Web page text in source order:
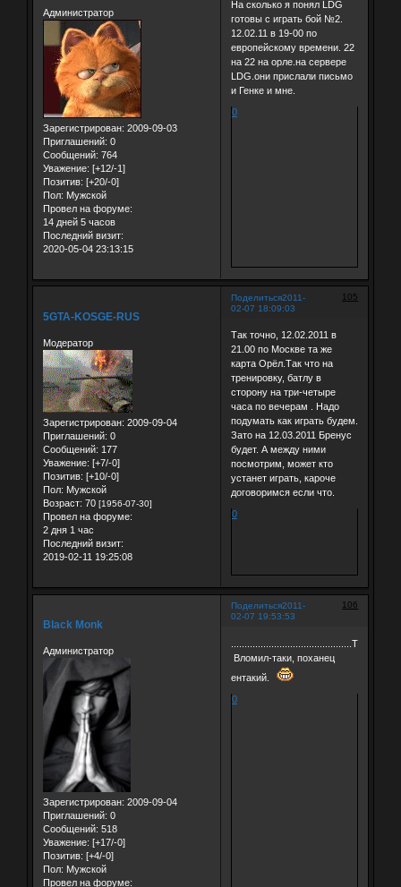
Администратор
Зарегистрирован: 2009-09-03
Приглашений: 0
Сообщений: 764
Уважение: [+12/-1]
Позитив: [+20/-0]
Пол: Мужской
Провел на форуме:
14 дней 5 часов
Последний визит:
2020-05-04 23:13:15
На сколько я понял LDG
готовы с играть бой №2.
12.02.11 в 19-00 по
европейскому времени. 22
на 22 на орле.на сервере
LDG.они прислали письмо
и Генке и мне.
0
Поделиться 105
2011-
02-07 18:09:03
5GTA-KOSGE-RUS
Модератор
Зарегистрирован: 2009-09-04
Приглашений: 0
Сообщений: 177
Уважение: [+7/-0]
Позитив: [+10/-0]
Пол: Мужской
Возраст: 70 [1956-07-30]
Провел на форуме:
2 дня 1 час
Последний визит:
2019-02-11 19:25:08
Так точно, 12.02.2011 в
21.00 по Москве та же
карта Орёл.Так что на
тренировку, батлу в
сторону на три-четыре
часа по вечерам . Надо
подумать как играть будем.
Зато на 12.03.2011 Бренус
будет. А между ними
посмотрим, может кто
устанет играть, кароче
договоримся если что.
0
Поделиться 106
2011-
02-07 19:53:53
Black Monk
Администратор
Зарегистрирован: 2009-09-04
Приглашений: 0
Сообщений: 518
Уважение: [+17/-0]
Позитив: [+4/-0]
Пол: Мужской
Провел на форуме:
Вломил-таки, поханец
ентакий.
0